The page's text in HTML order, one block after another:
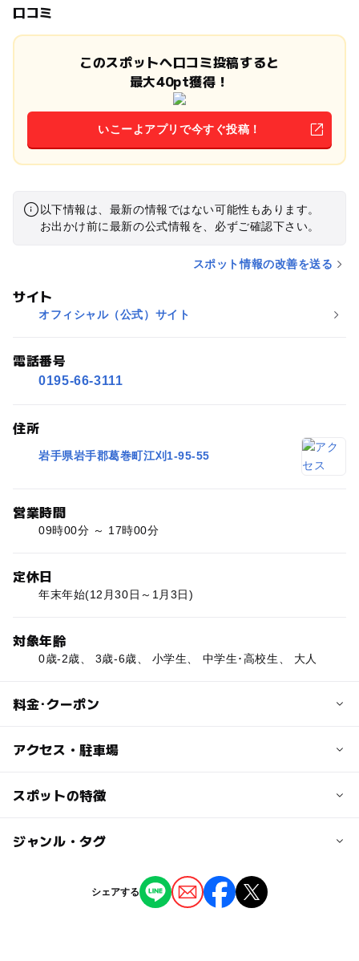
口コミ
このスポットへ口コミ投稿すると
最大40pt獲得！
いこーよアプリで今すぐ投稿！
以下情報は、最新の情報ではない可能性もあります。
お出かけ前に最新の公式情報を、必ずご確認下さい。
スポット情報の改善を送る
サイト
オフィシャル（公式）サイト
電話番号
0195-66-3111
住所
岩手県岩手郡葛巻町江刈1-95-55
営業時間
09時00分 ～ 17時00分
定休日
年末年始(12月30日～1月3日)
対象年齢
0歳-2歳、 3歳-6歳、 小学生、 中学生･高校生、 大人
料金･クーポン
子供の料金
大人の料金
210円
アクセス・駐車場
交通アクセス
スポットの特徴
駐車場あり ー
ー 託児所
ジャンル・タグ
シェアする